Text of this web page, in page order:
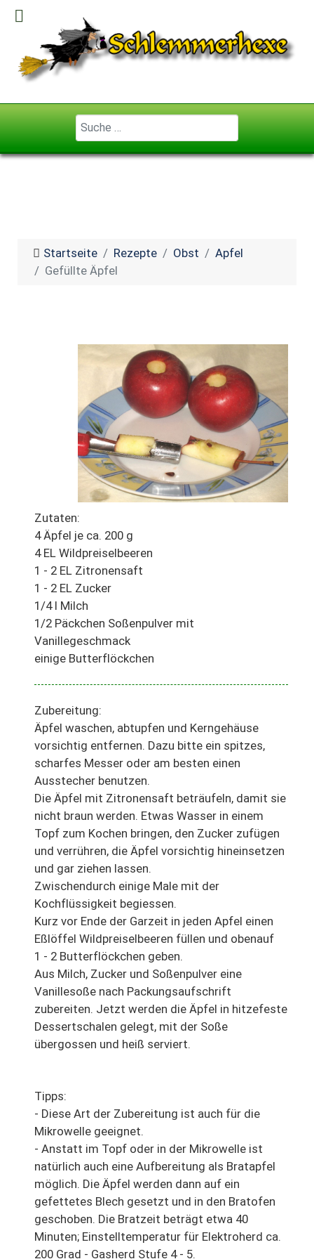
Geben Sie ...
Startseite Rezepte Obst
Apfel
Gefüllte Äpfel
Zutaten:
4 Äpfel je ca. 200 g
4 EL Wildpreiselbeeren
1 - 2 EL Zitronensaft
1 - 2 EL Zucker
1/4 l Milch
1/2 Päckchen Soßenpulver mit
Vanillegeschmack
einige Butterflöckchen
Zubereitung:
Äpfel waschen, abtupfen und Kerngehäuse
vorsichtig entfernen. Dazu bitte ein spitzes,
scharfes Messer oder am besten einen
Ausstecher benutzen.
Die Äpfel mit Zitronensaft beträufeln, damit sie
nicht braun werden. Etwas Wasser in einem
Topf zum Kochen bringen, den Zucker zufügen
und verrühren, die Äpfel vorsichtig hineinsetzen
und gar ziehen lassen.
Zwischendurch einige Male mit der
Kochflüssigkeit begiessen.
Kurz vor Ende der Garzeit in jeden Apfel einen
Eßlöffel Wildpreiselbeeren füllen und obenauf
1 - 2 Butterflöckchen geben.
Aus Milch, Zucker und Soßenpulver eine
Vanillesoße nach Packungsaufschrift
zubereiten. Jetzt werden die Äpfel in hitzefeste
Dessertschalen gelegt, mit der Soße
übergossen und heiß serviert.
Tipps:
- Diese Art der Zubereitung ist auch für die
Mikrowelle geeignet.
- Anstatt im Topf oder in der Mikrowelle ist
natürlich auch eine Aufbereitung als Bratapfel
möglich. Die Äpfel werden dann auf ein
gefettetes Blech gesetzt und in den Bratofen
geschoben. Die Bratzeit beträgt etwa 40
Minuten; Einstelltemperatur für Elektroherd ca.
200 Grad - Gasherd Stufe 4 - 5.